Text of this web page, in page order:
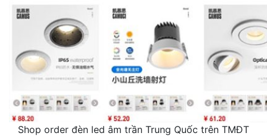
Shop order đèn led âm trần Trung Quốc trên TMĐT